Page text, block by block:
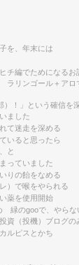
を、年末には
チ編でためになるお
リンゴール＋アロ
）！」という確信を
ました
て迷走を深める
いると思ったら
と
っていました
りの飴をなめる
）で喉をやられる
薬を使用開始
緑のgooで、やらな
資（投機）ブログの
ルピスとかち